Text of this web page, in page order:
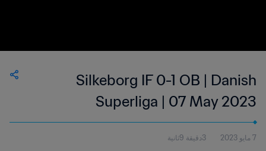
Silkeborg IF 0-1 OB | Danish
Superliga | 07 May 2023
7 مايو 2023 3دقيقة 9ثانية